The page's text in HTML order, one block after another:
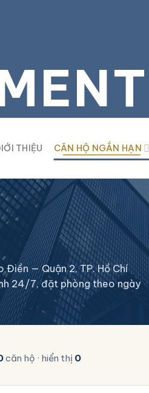
THIỆU CĂN HỘ NGẮN HẠN
Điền — Quận 2, TP. Hồ Chí
24/7, đặt phòng theo ngày
căn hộ · hiển thị 0